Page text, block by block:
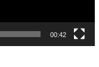
00:42